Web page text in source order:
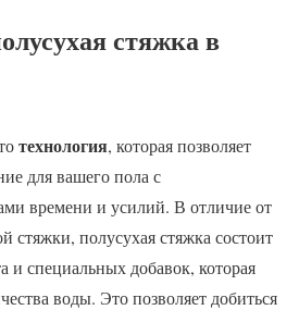
стяжка в
технология, которая позволяет
для вашего пола с
времени и усилий. В отличие от
стяжки, полусухая стяжка состоит
и специальных добавок, которая
воды. Это позволяет добиться